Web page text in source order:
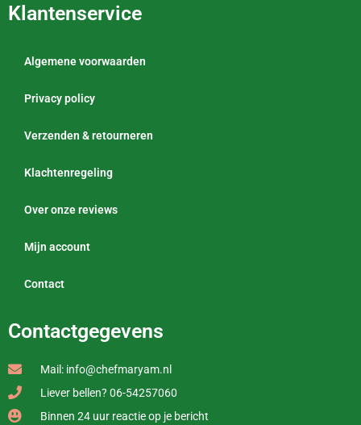
Klantenservice
Algemene voorwaarden
Privacy policy
Verzenden & retourneren
Klachtenregeling
Over onze reviews
Mijn account
Contact
Contactgegevens
Mail: info@chefmaryam.nl
Liever bellen? 06-54257060
Binnen 24 uur reactie op je bericht